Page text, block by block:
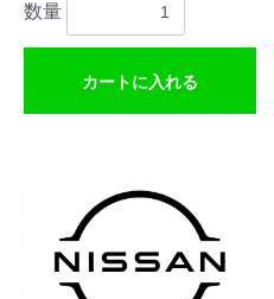
数量
カートに入れる